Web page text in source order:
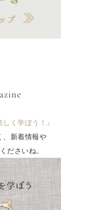
しく学ぼう！』
、新着情報や
ださいね。